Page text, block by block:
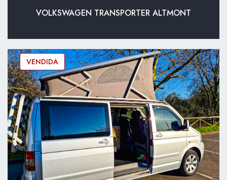
VOLKSWAGEN TRANSPORTER ALTMONT
VENDIDA